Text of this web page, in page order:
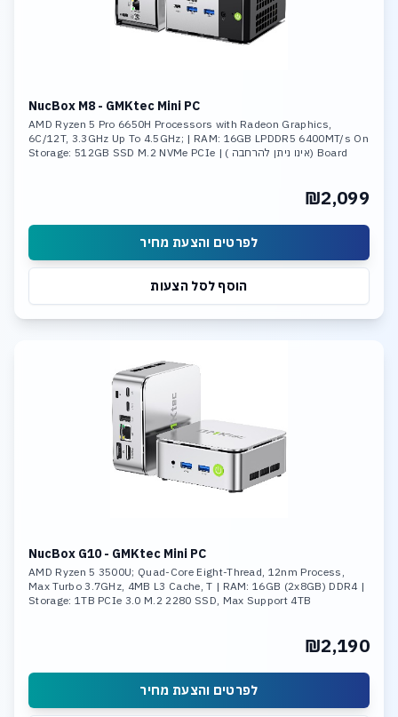
NucBox M8 - GMKtec Mini PC
AMD Ryzen 5 Pro 6650H Processors with Radeon Graphics,
6C/12T, 3.3GHz Up To 4.5GHz; | RAM: 16GB LPDDR5 6400MT/s On
Board (אינו ניתן להרחבה ) | Storage: 512GB SSD M.2 NVMe PCIe
₪2,099
לפרטים והצעת מחיר
הוסף לסל הצעות
NucBox G10 - GMKtec Mini PC
AMD Ryzen 5 3500U; Quad-Core Eight-Thread, 12nm Process,
Max Turbo 3.7GHz, 4MB L3 Cache, T | RAM: 16GB (2x8GB) DDR4 |
Storage: 1TB PCIe 3.0 M.2 2280 SSD, Max Support 4TB
₪2,190
לפרטים והצעת מחיר